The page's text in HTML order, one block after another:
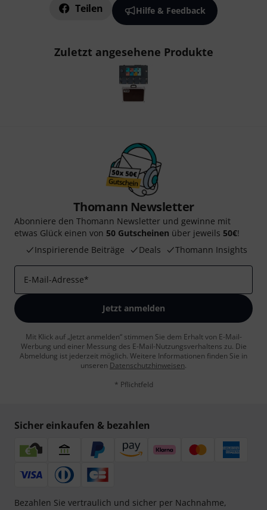
Teilen Hilfe & Feedback
Zuletzt angesehene Produkte
Thomann Newsletter
Abonniere den Thomann Newsletter und gewinne mit
etwas Glück einen von 50 Gutscheinen über jeweils 50€!
Inspirierende Beiträge
Deals Thomann Insights
E-Mail-Adresse*
Jetzt anmelden
Mit Klick auf „Jetzt anmelden“ stimmen Sie dem Erhalt von E-Mail-
Werbung und einer Messung des E-Mail-Nutzungsverhaltens zu. Die
Abmeldung ist jederzeit möglich. Weitere Informationen finden Sie in
unseren Datenschutzhinweisen.
* Pflichtfeld
Sicher einkaufen & bezahlen
Bezahlen Sie vertraulich und sicher per Nachnahme,